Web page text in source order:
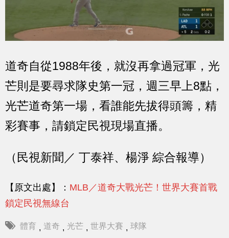
道奇自從1988年後，就沒再拿過冠軍，光
芒則是要尋求隊史第一冠，週三早上8點，
光芒道奇第一場，看誰能先拔得頭籌，精
彩賽事，請鎖定民視現場直播。
（民視新聞／ 丁泰祥、楊淨 綜合報導）
【原文出處】： MLB／道奇大戰光芒！世界大賽首戰
鎖定民視無線台
體育 , 道奇 , 光芒 , 世界大賽 , 球隊